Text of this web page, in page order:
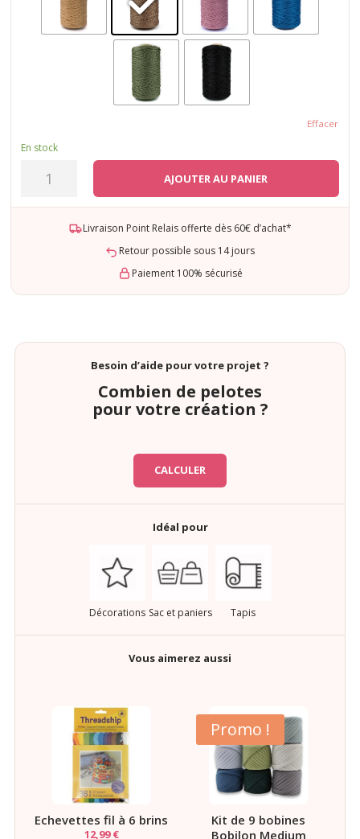
Effacer
En stock
Slim
AJOUTER AU PANIER
Livraison Point Relais offerte dès 60€ d’achat*
Retour possible sous 14 jours
Paiement 100% sécurisé
Besoin d’aide pour votre projet ?
Combien de pelotes
pour votre création ?
CALCULER
Idéal pour
Décorations Sac et paniers Tapis
Vous aimerez aussi
Echevettes fil à 6 brins
12,99€
Promo !
Kit de 9 bobines
Bobilon Medium